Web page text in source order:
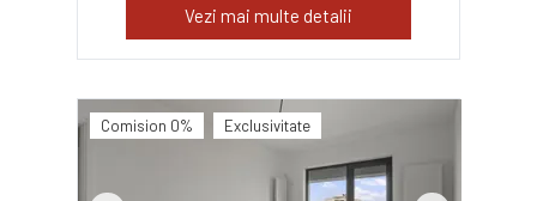
Vezi mai multe detalii
Comision 0% Exclusivitate